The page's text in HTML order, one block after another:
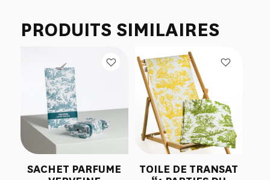
PRODUITS SIMILAIRES
SACHET PARFUME
TOILE DE TRANSAT